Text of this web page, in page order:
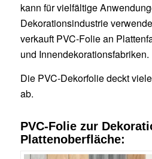
kann für vielfältige
Dekorationsindustrie
verkauft PVC-Folie an
und Innendekorationsfabriken.
Die PVC-Dekorfolie deckt
ab.
PVC-Folie zur
Plattenoberfläche: